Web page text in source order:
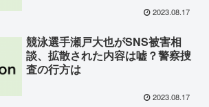
2023.08.17
競泳選手瀬戸大也がSNS被害相
談、拡散された内容は嘘？警察捜
査の行方は
2023.08.17